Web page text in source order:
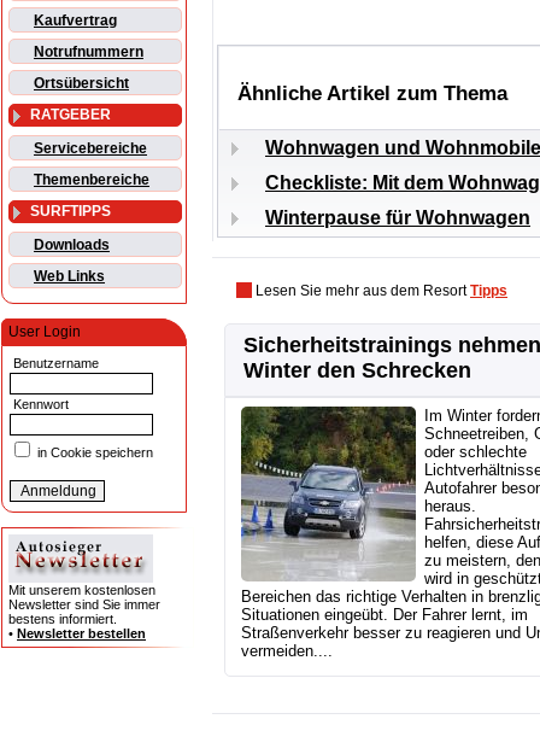
Kaufvertrag
Notrufnummern
Ortsübersicht
RATGEBER
Servicebereiche
Themenbereiche
SURFTIPPS
Downloads
Web Links
User Login
Benutzername
Kennwort
in Cookie speichern
Mit unserem kostenlosen
Newsletter sind Sie immer
bestens informiert.
• Newsletter bestellen
Ähnliche Artikel zum Thema
Wohnwagen und
Checkliste: Mit dem
Winterpause für Wohnwagen
Lesen Sie mehr aus dem ResortTipps
Sicherheitstrainings
Winter den Schrecken
Im Winter
Schneetreiben,
oder schlechte
Autofahrer
heraus.
helfen, diese
zu meistern,
wird in
Bereichen das richtige Verhalten in
Situationen eingeübt. Der Fahrer lernt, im
Straßenverkehr besser zu reagieren und
vermeiden....